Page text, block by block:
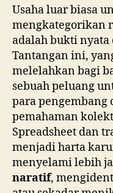
Usaha luar biasa
mengkategorikan
adalah bukti nyata
Tantangan ini,
melelahkan bagi
sebuah peluang
para pengembang
pemahaman
Spreadsheet dan
menjadi harta
menyelami lebih
naratif,